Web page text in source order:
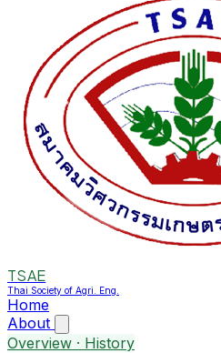
TSAE
Thai Society of Agri. Eng.
Home
About
Overview · History